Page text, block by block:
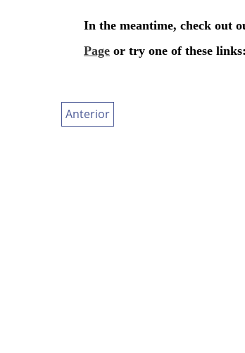
Anterior